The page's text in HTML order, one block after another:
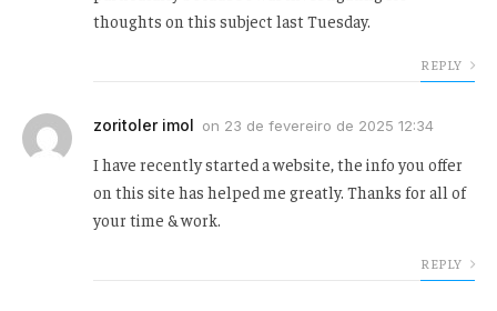
thoughts on this subject last Tuesday.
REPLY
zoritoler imol on 23 de fevereiro de 2025 12:34
I have recently started a website, the info you offer
on this site has helped me greatly. Thanks for all of
your time & work.
REPLY